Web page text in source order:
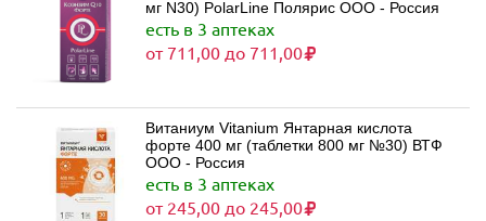
мг N30) PolarLine Полярис ООО - Россия
есть в 3 аптеках
от 711,00 до 711,00
Витаниум Vitanium Янтарная кислота
форте 400 мг (таблетки 800 мг №30) ВТФ
ООО - Россия
есть в 3 аптеках
от 245,00 до 245,00